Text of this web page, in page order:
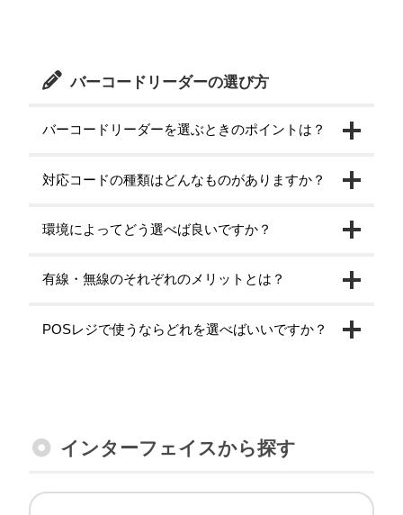
バーコードリーダーの選び方
バーコードリーダーを選ぶときのポイントは？
対応コードの種類はどんなものがありますか？
環境によってどう選べば良いですか？
有線・無線のそれぞれのメリットとは？
POSレジで使うならどれを選べばいいですか？
インターフェイスから探す